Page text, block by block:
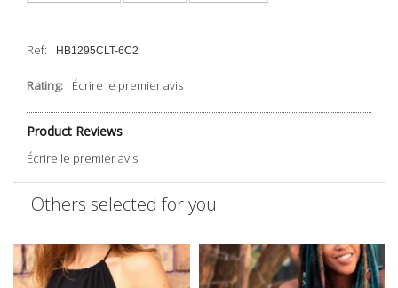
Ref: HB1295CLT-6C2
Rating: Écrire le premier avis
Product Reviews
Écrire le premier avis
Others selected for you